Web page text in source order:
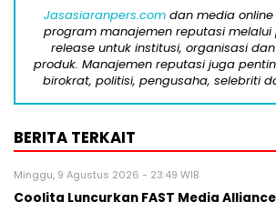
Jasasiaranpers.com dan media
program manajemen reputasi melalui
release untuk institusi, organisasi
produk. Manajemen reputasi juga
birokrat, politisi, pengusaha, selebriti
BERITA TERKAIT
Minggu, 9 Agustus 2026 - 23:49 WIB
Coolita Luncurkan FAST Media